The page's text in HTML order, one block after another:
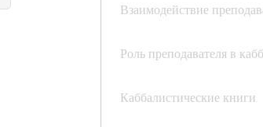
Взаимодействие
Роль преподавателя в
Каббалистические книги